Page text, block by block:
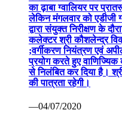
का ढ़ाबा ग्वालियर पर
लेकिन मंगलवार को एडीजी
द्वारा संयुक्त निरीक्षण के
कलेक्टर श्री कौशलेन्द्र
;वर्गीकरण नियंत्रण एवं
प्रयोग करते हुए वाणिज्यिक
से निलंबित कर दिया है।
की पात्रता रहेगी।
—04/07/2020